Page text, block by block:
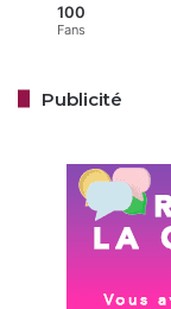
100
Fans
Publicité